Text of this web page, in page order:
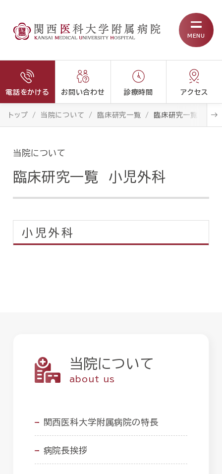
MENU
電話をかける お問い合わせ 診療時間 アクセス
トップ 当院について 臨床研究一覧 臨床研究一覧 小児
当院について
臨床研究一覧 小児外科
小児外科
当院について
about us
関西医科大学附属病院の特長
病院長挨拶